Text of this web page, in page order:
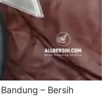
– Bersih